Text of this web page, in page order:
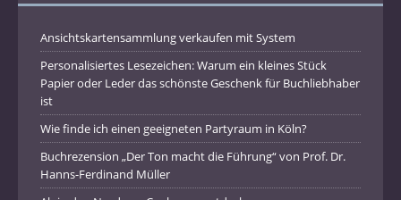
Ansichtskartensammlung verkaufen mit System
Personalisiertes Lesezeichen: Warum ein kleines Stück
Papier oder Leder das schönste Geschenk für Buchliebhaber
ist
Wie finde ich einen geeigneten Partyraum in Köln?
Buchrezension „Der Ton macht die Führung“ von Prof. Dr.
Hanns-Ferdinand Müller